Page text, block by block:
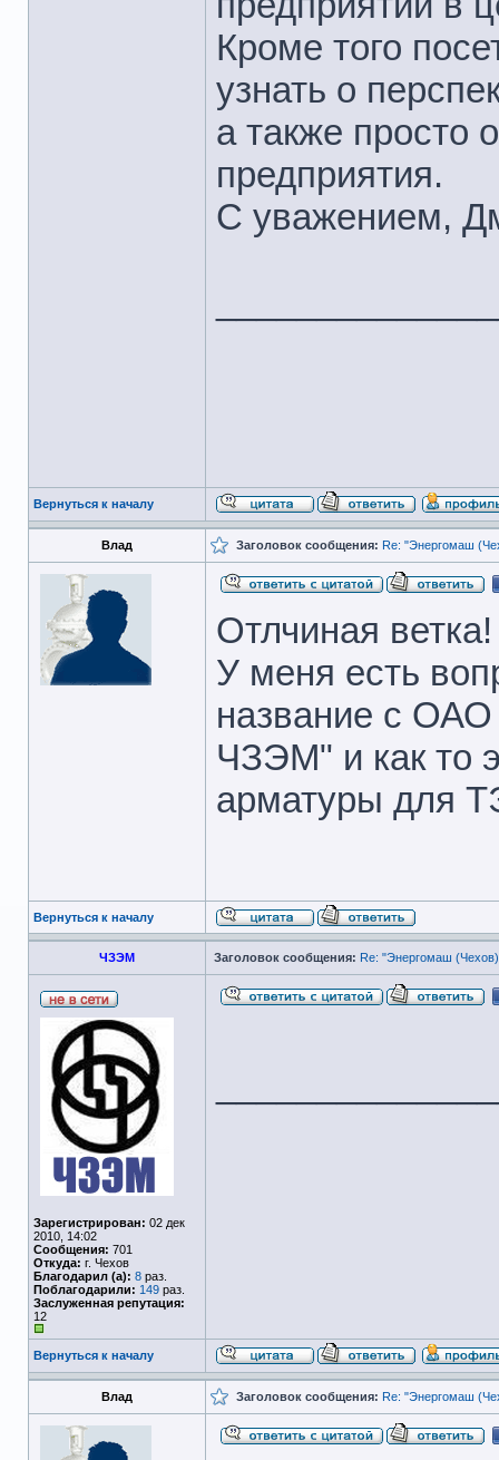
Кроме того
узнать о
а также просто
предприятия.
С уважением,
Вернуться к началу
Влад Заголовок сообщения: Re: "Энергомаш
Отлчиная
У меня есть
название с
ЧЗЭМ" и как то
арматуры для
Вернуться к началу
ЧЗЭМ Заголовок сообщения: Re: "Энергомаш
Зарегистрирован: 02 дек
2010, 14:02
Сообщения: 701
Откуда: г. Чехов
Благодарил (а): 8 раз.
Поблагодарили: 149 раз.
Заслуженная репутация:
12
Вернуться к началу
Влад Заголовок сообщения: Re: "Энергомаш